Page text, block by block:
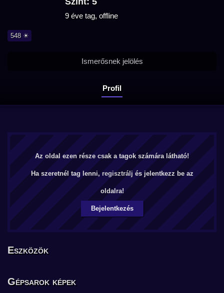
9 éve tag, offline
548 ☀
Profil
Ismerősnek jelölés
Az oldal ezen része csak a tagok számára látható!
Ha szeretnél tag lenni, regisztrálj és jelentkezz be az
oldalra!
Bejelentkezés
Eszközök
Gépsarok képek